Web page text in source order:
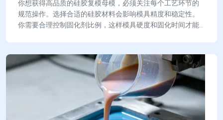
你想获得高品质的硅胶复模母模，必须关注每个工艺环节的
规范操作。选择合适的硅胶材料会影响模具精度和稳定性。
你需要合理控制固化剂比例，这样模具硬度和固化时间才能